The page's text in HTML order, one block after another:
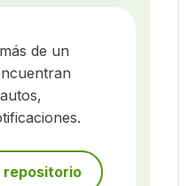
de un
repositorio